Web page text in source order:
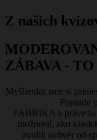
Z našich
ZÁBAVA -
Myšlienku sme si
Poprade
FABRIKA a práve tu
možností, ako
zvolili softvér od